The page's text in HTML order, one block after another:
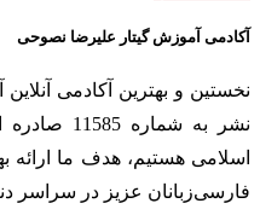
آکادمی آموزش گیتار علیرضا نصوحی
نخستین و بهترین آکادمی
نشر به
اسلامی هستیم، هدف ما ارائه
فارسی‌زبانان عزیز در سراسر